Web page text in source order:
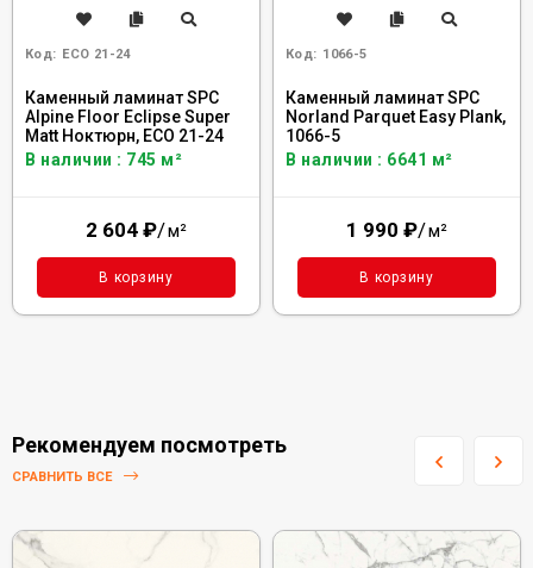
Код: ECO 21-24
Каменный ламинат SPC
Alpine Floor Eclipse Super
Matt Ноктюрн, ЕСО 21-24
В наличии : 745 м²
2 604 ₽/м²
В корзину
Код: 1066-5
Каменный ламинат SPC
Norland Parquet Easy Plank,
1066-5
В наличии : 6641 м²
1 990 ₽/м²
В корзину
Рекомендуем посмотреть
СРАВНИТЬ ВСЕ